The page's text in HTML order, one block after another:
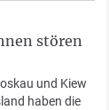
stören
und Kiew
haben die